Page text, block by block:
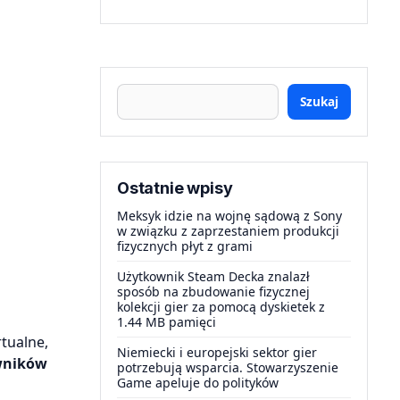
Szukaj
Ostatnie wpisy
Meksyk idzie na wojnę sądową z Sony
w związku z zaprzestaniem produkcji
fizycznych płyt z grami
Użytkownik Steam Decka znalazł
sposób na zbudowanie fizycznej
kolekcji gier za pomocą dyskietek z
1.44 MB pamięci
Niemiecki i europejski sektor gier
potrzebują wsparcia. Stowarzyszenie
Game apeluje do polityków